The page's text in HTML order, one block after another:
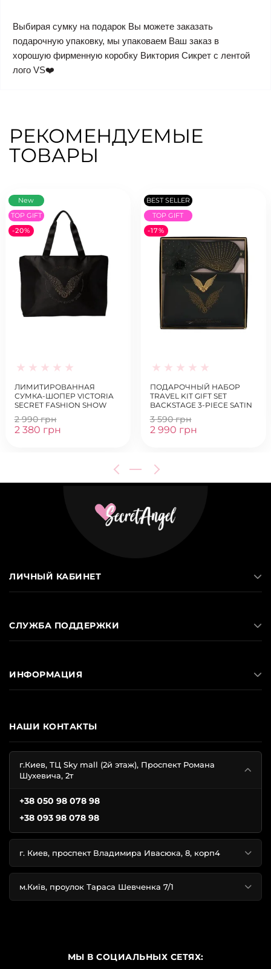
Выбирая сумку на подарок Вы можете заказать
подарочную упаковку, мы упаковаем Ваш заказ в
хорошую фирменную коробку Виктория Сикрет с лентой
лого VS❤️
РЕКОМЕНДУЕМЫЕ
ТОВАРЫ
New
TOP GIFT
-20%
ЛИМИТИРОВАННАЯ
СУМКА-ШОПЕР VICTORIA
SECRET FASHION SHOW
2 990 грн
2 380 грн
BEST SELLER
TOP GIFT
-17%
ПОДАРОЧНЫЙ НАБОР
TRAVEL KIT GIFT SET
BACKSTAGE 3-PIECE SATIN
3 590 грн
2 990 грн
НАШИ КОНТАКТЫ
г.Киев, ТЦ Sky mall (2й этаж), Проспект Романа
Шухевича, 2т
+38 050 98 078 98
+38 093 98 078 98
г. Киев, проспект Владимира Ивасюка, 8, корп4
м.Київ, проулок Тараса Шевченка 7/1
ЛИЧНЫЙ КАБИНЕТ
СЛУЖБА ПОДДЕРЖКИ
ИНФОРМАЦИЯ
МЫ В СОЦИАЛЬНЫХ СЕТЯХ: